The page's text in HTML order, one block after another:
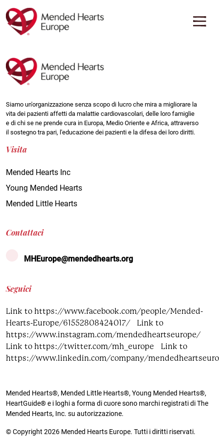
contenuto
Scoprite approfondimenti, consigli e informazioni sulle varie
malattie cardiovascolari. Scoprite come la conoscenza possa
essere uno strumento potente nel viaggio verso la salute del cuore.
Vai alla panoramica
Indietro
Amiloidosi AL
Stenosi aortica
ATTR-CM
Cardiomiopatia
Terapia genica
Infarto
Cardiomiopatia ipertrofica
Lp(a)
Ictus
Scopri i materiali di supporto destinati alle persone affette da
patologie cardiache in tutta Europa
RISORSE PER PATOLOGIA
Dissezione aortica
Cardiomiopatia
Colesterolo
Diabete
Terapia genica
Infarto
Insufficienza cardiaca
Cardiomiopatia ipertrofica
Lp(a)
Ictus ricorrente
Siamo un'organizzazione senza scopo di lucro che mira a migliorare la
vita dei pazienti affetti da malattie cardiovascolari, delle loro famiglie
e di chi se ne prende cura in Europa, Medio Oriente e Africa, attraverso
il sostegno tra pari, l'educazione dei pazienti e la difesa dei loro diritti.
Visita
Mended Hearts Inc
Young Mended Hearts
Mended Little Hearts
Contattaci
MHEurope@mendedhearts.org
Seguici
Link to https://www.facebook.com/people/Mended-
Hearts-Europe/61552808424017/
Link to
https://www.instagram.com/mendedheartseurope/
Link to https://twitter.com/mh_europe
Link to
https://www.linkedin.com/company/
Mended Hearts®, Mended Little Hearts®, Young Mended Hearts®,
HeartGuide® e i loghi a forma di cuore sono marchi registrati di The
Mended Hearts, Inc. su autorizzazione.
© Copyright 2026 Mended Hearts Europe. Tutti i diritti riservati.